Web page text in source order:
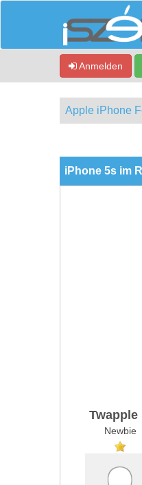
Anmelden
Apple iPhone
iPhone 5s im
Twapple
Newbie